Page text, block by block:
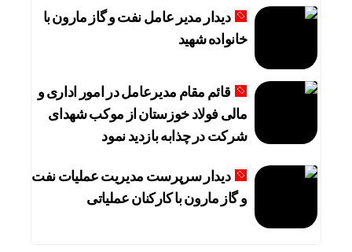
دیدار مدیر عامل نفت و گاز مارون با
خانواده شهید
قائم مقام مدیرعامل در امور اداری و
مالی فولاد خوزستان از موکب شهدای
شرکت در چذابه بازدید نمود
دیدار سرپرست مدیریت عملیات نفت
و گاز مارون با کارکنان عملیاتی